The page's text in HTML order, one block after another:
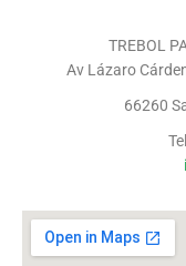
TREBOL
Av Lázaro
66260